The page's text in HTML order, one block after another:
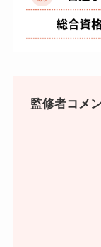
監修者コメ